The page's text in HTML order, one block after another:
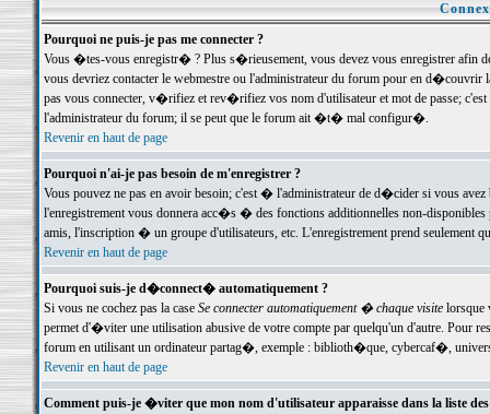
Pourquoi ne puis-je pas me connecter ?
Vous �tes-vous enregistr� ? Plus s�rieusement, vous devez vous enregistrer
vous devriez contacter le webmestre ou l'administrateur du forum pour en
pas vous connecter, v�rifiez et rev�rifiez vos nom d'utilisateur et mot de passe;
l'administrateur du forum; il se peut que le forum ait �t� mal configur�.
Revenir en haut de page
Pourquoi n'ai-je pas besoin de m'enregistrer ?
Vous pouvez ne pas en avoir besoin; c'est � l'administrateur de d�cider si vous
l'enregistrement vous donnera acc�s � des fonctions additionnelles non-
amis, l'inscription � un groupe d'utilisateurs, etc. L'enregistrement prend seulement
Revenir en haut de page
Pourquoi suis-je d�connect� automatiquement ?
Si vous ne cochez pas la case Se connecter automatiquement � chaque visitelorsque
permet d'�viter une utilisation abusive de votre compte par quelqu'un d'autre. Pour
forum en utilisant un ordinateur partag�, exemple : biblioth�que, cybercaf�,
Revenir en haut de page
Comment puis-je �viter que mon nom d'utilisateur apparaisse dans la liste